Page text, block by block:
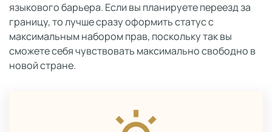
языкового барьера. Если вы планируете переезд за
границу, то лучше сразу оформить статус с
максимальным набором прав, поскольку так вы
сможете себя чувствовать максимально свободно в
новой стране.